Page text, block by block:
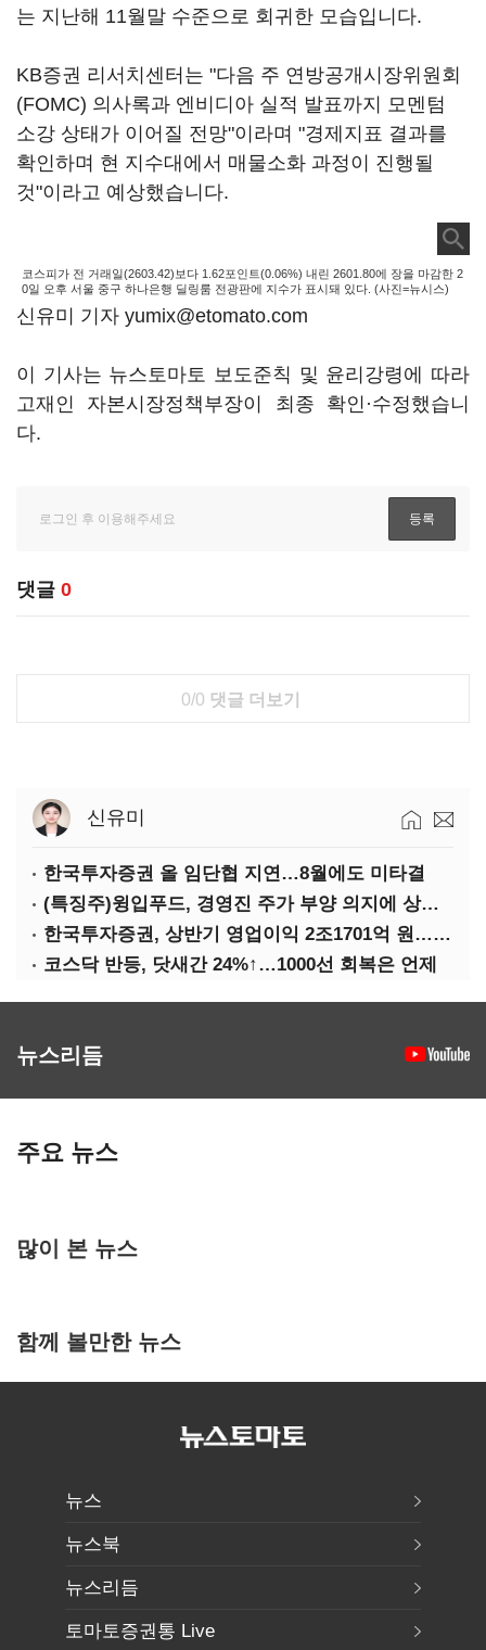
는 지난해 11월말 수준으로 회귀한 모습입니다.
KB증권 리서치센터는 "다음 주 연방공개시장위원회
(FOMC) 의사록과 엔비디아 실적 발표까지 모멘텀
소강 상태가 이어질 전망"이라며 "경제지표 결과를
확인하며 현 지수대에서 매물소화 과정이 진행될
것"이라고 예상했습니다.
코스피가 전 거래일(2603.42)보다 1.62포인트(0.06%) 내린 2601.80에 장을 마감한 2
0일 오후 서울 중구 하나은행 딜링룸 전광판에 지수가 표시돼 있다. (사진=뉴시스)
신유미 기자 yumix@etomato.com
이 기사는 뉴스토마토 보도준칙 및 윤리강령에 따라
고재인 자본시장정책부장이 최종 확인·수정했습니
다.
댓글 0
0/0 댓글 더보기
신유미
한국투자증권 올 임단협 지연…8월에도 미타결
(특징주)윙입푸드, 경영진 주가 부양 의지에 상한가
한국투자증권, 상반기 영업이익 2조1701억 원… 전년비 89.1%↑
코스닥 반등, 닷새간 24%↑…1000선 회복은 언제
뉴스리듬
주요 뉴스
많이 본 뉴스
함께 볼만한 뉴스
뉴스
뉴스북
뉴스리듬
토마토증권통 Live